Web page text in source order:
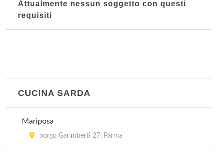
Attualmente nessun soggetto con questi
requisiti
CUCINA SARDA
Mariposa
borgo Garimberti 27, Parma